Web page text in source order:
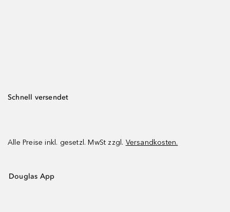
Schnell versendet
Alle Preise inkl. gesetzl. MwSt zzgl. Versandkosten.
Douglas App